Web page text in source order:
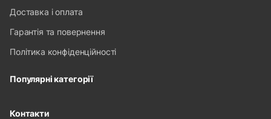
Доставка і оплата
Гарантія та повернення
Політика конфіденційності
Популярні категорії
Контакти